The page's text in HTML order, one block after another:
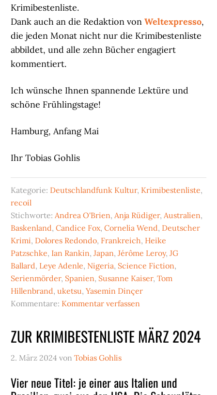
Krimibestenliste.
Dank auch an die Redaktion vonWeltexpresso,
die jeden Monat nicht nur die Krimibestenliste
abbildet, und alle zehn Bücher engagiert
kommentiert.
Ich wünsche Ihnen spannende Lektüre und
schöne Frühlingstage!
Hamburg, Anfang Mai
Ihr Tobias Gohlis
Kategorie: Deutschlandfunk Kultur, Krimibestenliste,
recoil
Stichworte:Andrea O'Brien,Anja Rüdiger,Australien,
Baskenland,Candice Fox,Cornelia Wend, Deutscher
Krimi, Dolores Redondo, Frankreich, Heike
Patzschke, Ian Rankin,Japan,Jérôme Leroy,JG
Ballard, Leye Adenle, Nigeria, Science Fiction,
Serienmörder, Spanien, Susanne Kaiser,Tom
Hillenbrand,uketsu,Yasemin Dinçer
Kommentare: Kommentar verfassen
ZUR KRIMIBESTENLISTE MÄRZ 2024
2. März 2024 vonTobias Gohlis
Vier neue Titel: je einer aus Italien und